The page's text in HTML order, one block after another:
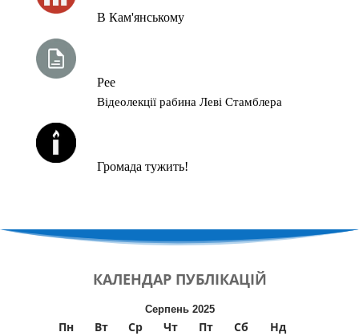
В Кам'янському
Рее
Відеолекції рабина Леві Стамблера
Громада тужить!
КАЛЕНДАР ПУБЛІКАЦІЙ
Серпень 2025
Пн Вт Ср Чт Пт Сб
Нд